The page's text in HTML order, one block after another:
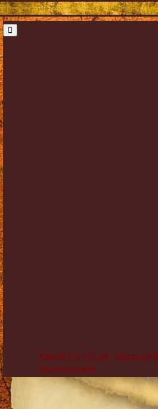
Sandt Liv i Gud - Vassula
hjemmeside
Skip
to